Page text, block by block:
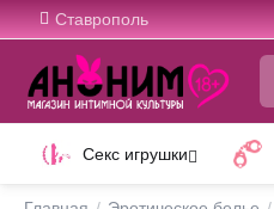
Ставрополь
Секс игрушки